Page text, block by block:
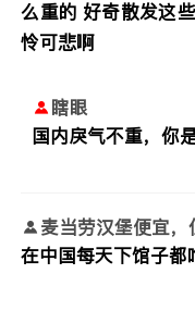
么重的 好奇散发这
怜可悲啊
瞎眼
国内戾气不重，你
麦当劳汉堡便宜，
在中国每天下馆子都